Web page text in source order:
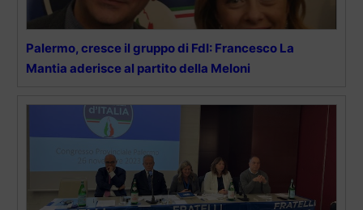
Palermo, cresce il gruppo di FdI: Francesco La
Mantia aderisce al partito della Meloni